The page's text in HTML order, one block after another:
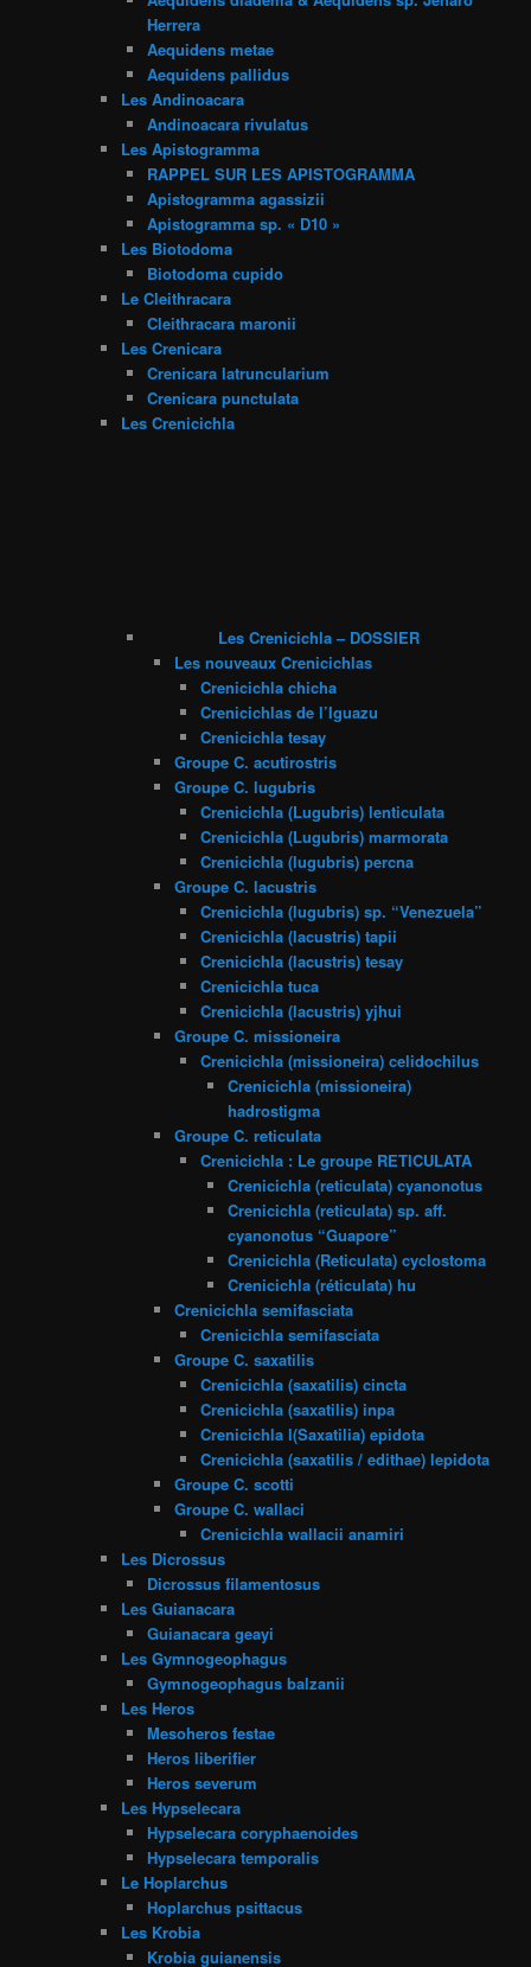
Herrera
Aequidens metae
Aequidens pallidus
Les Andinoacara
Andinoacara rivulatus
Les Apistogramma
RAPPEL SUR LES APISTOGRAMMA
Apistogramma agassizii
Apistogramma sp. « D10 »
Les Biotodoma
Biotodoma cupido
Le Cleithracara
Cleithracara maronii
Les Crenicara
Crenicara latruncularium
Crenicara punctulata
Les Crenicichla
Les Crenicichla – DOSSIER
Les nouveaux Crenicichlas
Crenicichla chicha
Crenicichlas de l’Iguazu
Crenicichla tesay
Groupe C. acutirostris
Groupe C. lugubris
Crenicichla (Lugubris) lenticulata
Crenicichla (Lugubris) marmorata
Crenicichla (lugubris) percna
Groupe C. lacustris
Crenicichla (lugubris) sp. “Venezuela”
Crenicichla (lacustris) tapii
Crenicichla (lacustris) tesay
Crenicichla tuca
Crenicichla (lacustris) yjhui
Groupe C. missioneira
Crenicichla (missioneira) celidochilus
Crenicichla (missioneira)
hadrostigma
Groupe C. reticulata
Crenicichla : Le groupe RETICULATA
Crenicichla (reticulata) cyanonotus
Crenicichla (reticulata) sp. aff.
cyanonotus “Guapore”
Crenicichla (Reticulata) cyclostoma
Crenicichla (réticulata) hu
Crenicichla semifasciata
Crenicichla semifasciata
Groupe C. saxatilis
Crenicichla (saxatilis) cincta
Crenicichla (saxatilis) inpa
Crenicichla l(Saxatilia) epidota
Crenicichla (saxatilis / edithae) lepidota
Groupe C. scotti
Groupe C. wallaci
Crenicichla wallacii anamiri
Les Dicrossus
Dicrossus filamentosus
Les Guianacara
Guianacara geayi
Les Gymnogeophagus
Gymnogeophagus balzanii
Les Heros
Mesoheros festae
Heros liberifier
Heros severum
Les Hypselecara
Hypselecara coryphaenoides
Hypselecara temporalis
Le Hoplarchus
Hoplarchus psittacus
Les Krobia
Krobia guianensis